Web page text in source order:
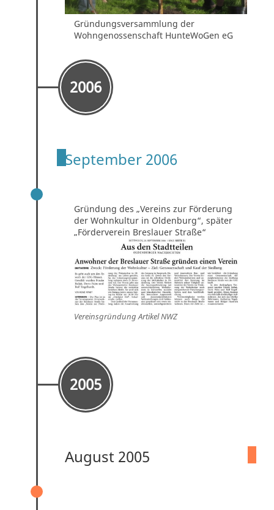
Gründungsversammlung der
Wohngenossenschaft HunteWoGen eG
2006
September 2006
Gründung des „Vereins zur Förderung
der Wohnkultur in Oldenburg“, später
„Förderverein Breslauer Straße“
Vereinsgründung Artikel NWZ
2005
August 2005